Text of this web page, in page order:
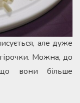
але дуже
Можна, до
вони більше